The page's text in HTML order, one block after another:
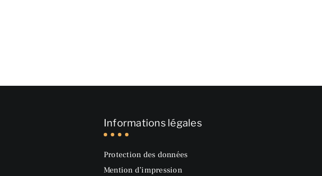
Informations légales
Protection des données
Mention d’impression